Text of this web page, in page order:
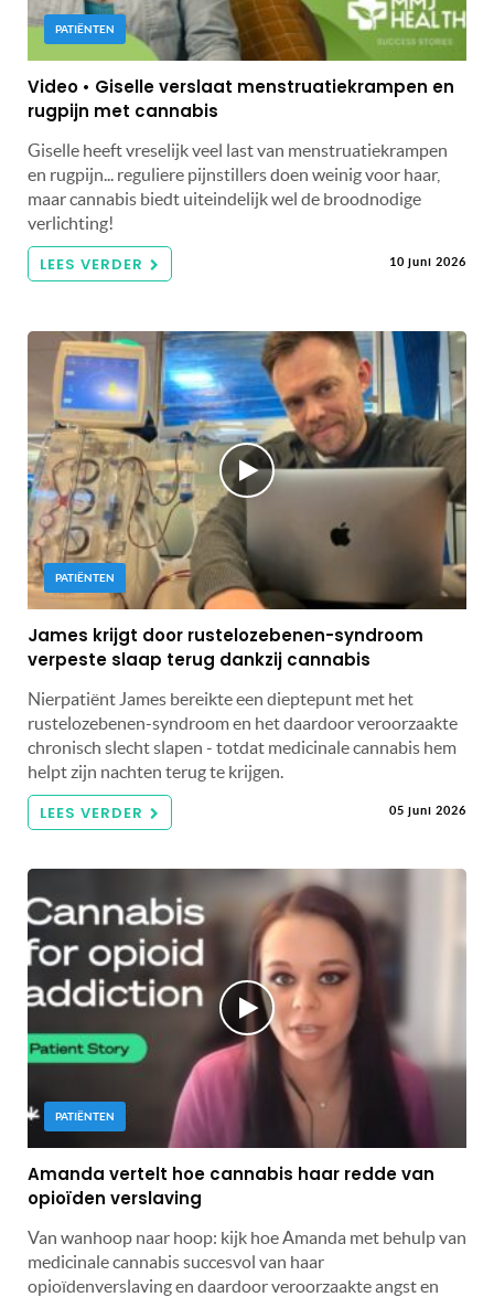
PATIËNTEN
Video • Giselle verslaat menstruatiekrampen en
rugpijn met cannabis
Giselle heeft vreselijk veel last van menstruatiekrampen
en rugpijn... reguliere pijnstillers doen weinig voor haar,
maar cannabis biedt uiteindelijk wel de broodnodige
verlichting!
LEES VERDER 10 juni 2026
PATIËNTEN
James krijgt door rustelozebenen-syndroom
verpeste slaap terug dankzij cannabis
Nierpatiënt James bereikte een dieptepunt met het
rustelozebenen-syndroom en het daardoor veroorzaakte
chronisch slecht slapen - totdat medicinale cannabis hem
helpt zijn nachten terug te krijgen.
LEES VERDER 05 juni 2026
PATIËNTEN
Amanda vertelt hoe cannabis haar redde van
opioïden verslaving
Van wanhoop naar hoop: kijk hoe Amanda met behulp van
medicinale cannabis succesvol van haar
opioïdenverslaving en daardoor veroorzaakte angst en